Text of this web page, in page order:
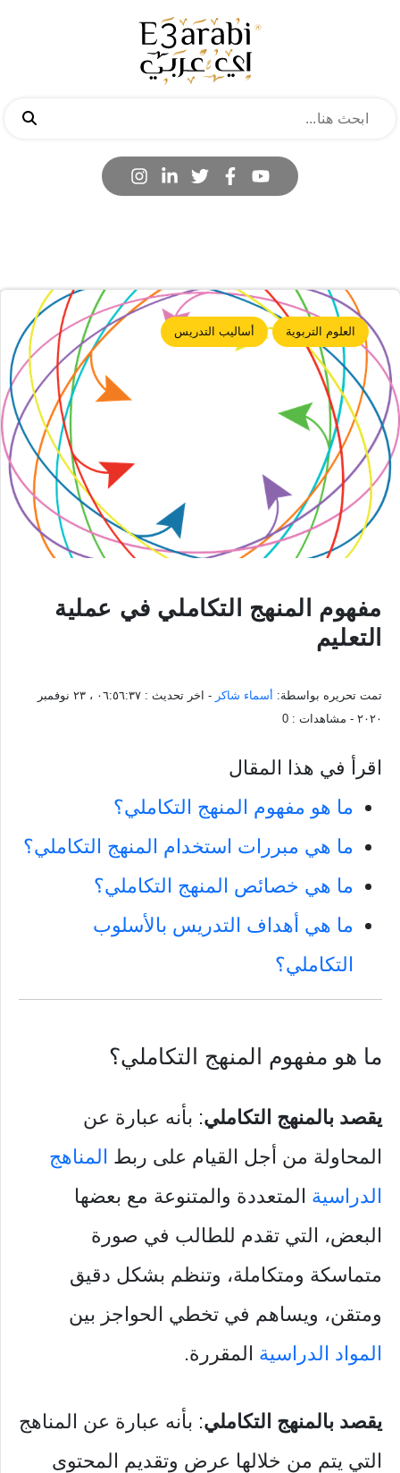
العلوم التربوية أساليب التدريس
مفهوم المنهج التكاملي في عملية
التعليم
تمت تحريره بواسطة: أسماء شاكر - اخر تحديث :
٠٦:٥٦:٣٧ ، ٢٣ نوفمبر
٢٠٢٠ - مشاهدات : 0
اقرأ في هذا المقال
ما هو مفهوم المنهج التكاملي؟
ما هي مبررات استخدام المنهج التكاملي؟
ما هي خصائص المنهج التكاملي؟
ما هي أهداف التدريس بالأسلوب
التكاملي؟
ما هو مفهوم المنهج التكاملي؟
يقصد بالمنهج التكاملي: بأنه عبارة عن
المحاولة من أجل القيام على ربط المناهج
الدراسية المتعددة والمتنوعة مع بعضها
البعض، التي تقدم للطالب في صورة
متماسكة ومتكاملة، وتنظم بشكل دقيق
ومتقن، ويساهم في تخطي الحواجز بين
المواد الدراسية المقررة.
يقصد بالمنهج التكاملي: بأنه عبارة عن المناهج
التي يتم من خلالها عرض وتقديم المحتوى